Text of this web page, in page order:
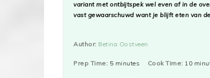
variant met ontbijtspek wel even af in de
vast gewaarschuwd want je blijft eten van
Author: Betina Oostveen
Prep Time: 5 minutes Cook Time: 10